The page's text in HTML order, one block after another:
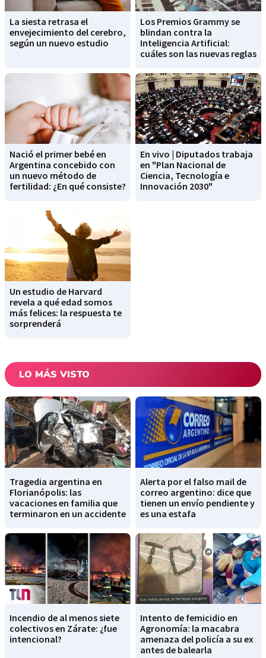
La siesta retrasa el
envejecimiento del cerebro,
según un nuevo estudio
Los Premios Grammy se
blindan contra la
Inteligencia Artificial:
cuáles son las nuevas reglas
Nació el primer bebé en
Argentina concebido con
un nuevo método de
fertilidad: ¿En qué consiste?
En vivo | Diputados trabaja
en "Plan Nacional de
Ciencia, Tecnología e
Innovación 2030"
Un estudio de Harvard
revela a qué edad somos
más felices: la respuesta te
sorprenderá
LO MÁS VISTO
Tragedia argentina en
Florianópolis: las
vacaciones en familia que
terminaron en un accidente
Alerta por el falso mail de
correo argentino: dice que
tienen un envío pendiente y
es una estafa
Incendio de al menos siete
colectivos en Zárate: ¿fue
intencional?
Intento de femicidio en
Agronomía: la macabra
amenaza del policía a su ex
antes de balearla